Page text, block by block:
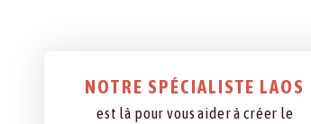
NOTRE SPÉCIALISTE LAOS
est là pour vous aider à créer le